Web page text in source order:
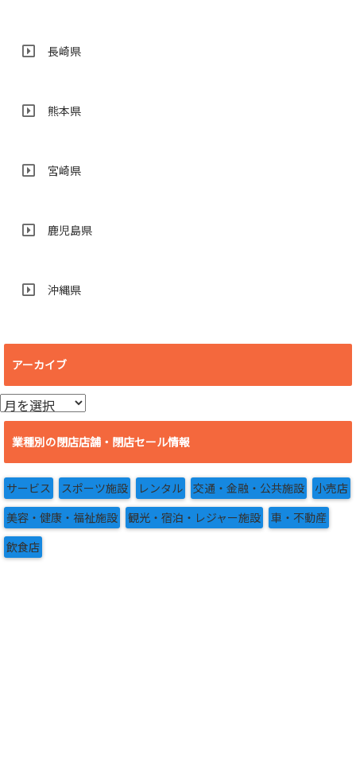
長崎県
熊本県
宮崎県
鹿児島県
沖縄県
アーカイブ
ア
ー
イ
ブ
業種別の閉店店舗・閉店セール情報
サービス スポーツ施設 レンタル 交通・金融・公共施設 小売店
美容・健康・福祉施設 観光・宿泊・レジャー施設 車・不動産
飲食店